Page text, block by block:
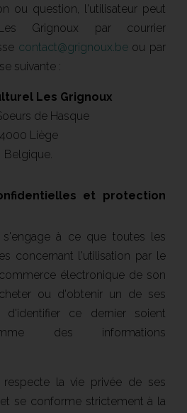
ou question, l'utilisateur peut
Grignoux par courrier
contact@grignoux.beou par
suivante :
Les Grignoux
de Hasque
4000 Liège
Belgique.
et protection
s'engage à ce que toutes les
concernant l'utilisation par le
électronique de son
ou d'obtenir un de ses
d'identifier ce dernier soient
des informations
respecte la vie privée de ses
se conforme strictement à la